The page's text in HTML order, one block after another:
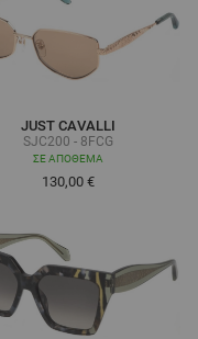
JUST CAVALLI
SJC200 - 8FCG
ΣΕ ΑΠΌΘΕΜΑ
130,00 €